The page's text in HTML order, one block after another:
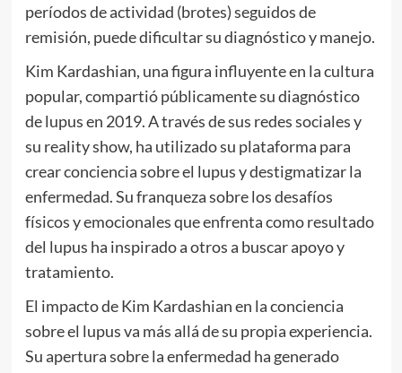
períodos de actividad (brotes) seguidos de
remisión, puede dificultar su diagnóstico y manejo.
Kim Kardashian, una figura influyente en la cultura
popular, compartió públicamente su diagnóstico
de lupus en 2019. A través de sus redes sociales y
su reality show, ha utilizado su plataforma para
crear conciencia sobre el lupus y destigmatizar la
enfermedad. Su franqueza sobre los desafíos
físicos y emocionales que enfrenta como resultado
del lupus ha inspirado a otros a buscar apoyo y
tratamiento.
El impacto de Kim Kardashian en la conciencia
sobre el lupus va más allá de su propia experiencia.
Su apertura sobre la enfermedad ha generado